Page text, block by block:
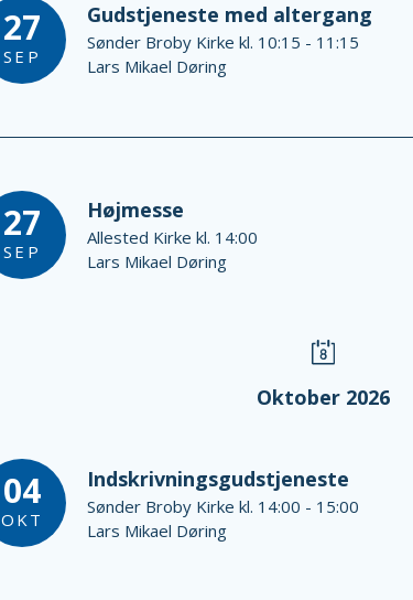
27
SEP
Gudstjeneste med altergang
Sønder Broby Kirke kl. 10:15 - 11:15
Lars Mikael Døring
27
SEP
Højmesse
Allested Kirke kl. 14:00
Lars Mikael Døring
Oktober 2026
04
OKT
Indskrivningsgudstjeneste
Sønder Broby Kirke kl. 14:00 - 15:00
Lars Mikael Døring